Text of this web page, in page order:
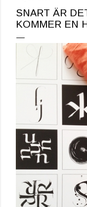
SNART ÄR
KOMMER EN